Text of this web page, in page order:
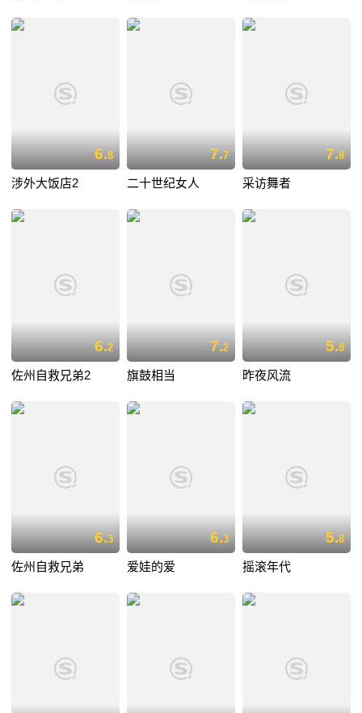
6.8
涉外大饭店2
7.7
二十世纪女人
7.8
采访舞者
6.2
佐州自救兄弟2
7.2
旗鼓相当
5.8
昨夜风流
6.3
佐州自救兄弟
6.3
爱娃的爱
5.8
摇滚年代